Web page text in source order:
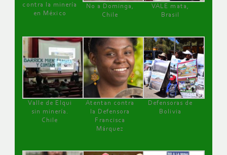
contra la minería
en México
No a Dominga,
Chile
VALE mata,
Brasil
Valle de Elqui
sin minería.
Chile
Atentan contra
la Defensora
Francisca
Márquez
Defensoras de
Bolivia